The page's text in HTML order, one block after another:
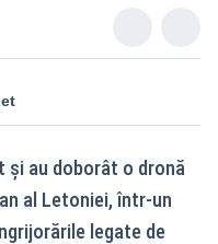
și au doborât o dronă
al Letoniei, într-un
legate de